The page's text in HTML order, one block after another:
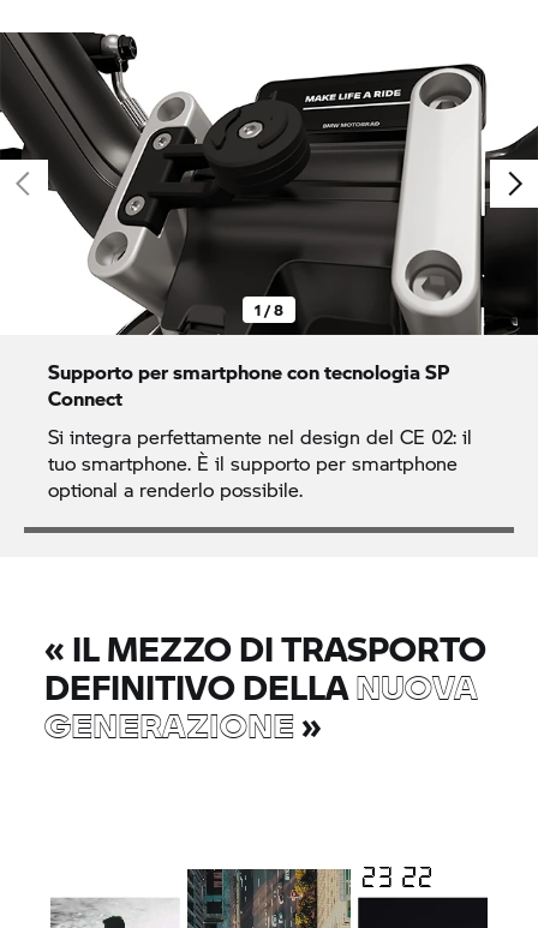
1 / 8
Supporto per smartphone con tecnologia SP
Connect
Si integra perfettamente nel design del CE 02: il
tuo smartphone. È il supporto per smartphone
optional a renderlo possibile.
«IL MEZZO DI TRASPORTO
DEFINITIVO DELLANUOVA
GENERAZIONE»